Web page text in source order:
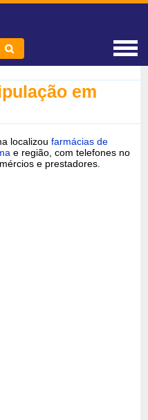
em
localizoufarmácias de
e região, com telefones no
e prestadores.